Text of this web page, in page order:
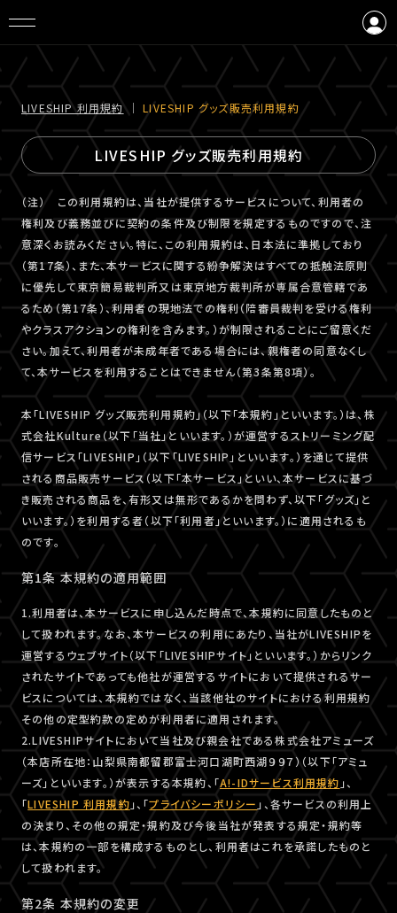
会員登録
LIVESHIP 利⽤規約｜LIVESHIP グッズ販売利⽤規約
LIVESHIP グッズ販売利⽤規約
（注） この利用規約は、当社が提供するサービスについて、利用者の
権利及び義務並びに契約の条件及び制限を規定するものですので、注
意深くお読みください。特に、この利用規約は、日本法に準拠しており
（第17条）、また、本サービスに関する紛争解決はすべての抵触法原則
に優先して東京簡易裁判所又は東京地方裁判所が専属合意管轄であ
るため（第17条）、利用者の現地法での権利（陪審員裁判を受ける権利
やクラスアクションの権利を含みます。）が制限されることにご留意くだ
さい。加えて、利用者が未成年者である場合には、親権者の同意なくし
て、本サービスを利用することはできません（第3条第8項）。
本「LIVESHIP グッズ販売利用規約」（以下「本規約」といいます。）は、株
式会社Kulture（以下「当社」といいます。）が運営するストリーミング配
信サービス「LIVESHIP」（以下「LIVESHIP」といいます。）を通じて提供
される商品販売サービス（以下「本サービス」といい、本サービスに基づ
き販売される商品を、有形又は無形であるかを問わず、以下「グッズ」と
いいます。）を利用する者（以下「利用者」といいます。）に適用されるも
のです。
第1条 本規約の適用範囲
1.利用者は、本サービスに申し込んだ時点で、本規約に同意したものと
して扱われます。なお、本サービスの利用にあたり、当社がLIVESHIPを
運営するウェブサイト（以下「LIVESHIPサイト」といいます。）からリンク
されたサイトであっても他社が運営するサイトにおいて提供されるサー
ビスについては、本規約ではなく、当該他社のサイトにおける利用規約
その他の定型約款の定めが利用者に適用されます。
2.LIVESHIPサイトにおいて当社及び親会社である株式会社アミューズ
（本店所在地：山梨県南都留郡富士河口湖町西湖９９７）（以下「アミュ
ーズ」といいます。）が表示する本規約、「A!-IDサービス利用規約 」、
「LIVESHIP 利用規約 」、「プライバシーポリシー 」、各サービスの利用上
の決まり、その他の規定・規約及び今後当社が発表する規定・規約等
は、本規約の一部を構成するものとし、利用者はこれを承諾したものと
して扱われます。
第2条 本規約の変更